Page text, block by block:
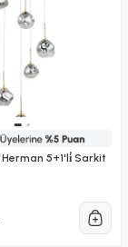
Herman 5+1'li̇ Sarkit